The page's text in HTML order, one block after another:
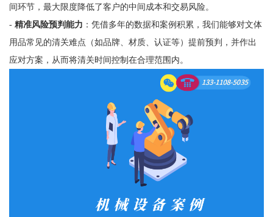
间环节，最大限度降低了客户的中间成本和交易风险。
- 精准风险预判能力 ：凭借多年的数据和案例积累，我们能够对文体
用品常见的清关难点（如品牌、材质、认证等）提前预判，并作出
应对方案，从而将清关时间控制在合理范围内。